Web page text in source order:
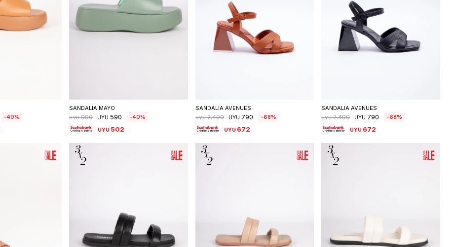
40
SANDALIA MAYO
UYU 990 UYU 590 40
UYU 502
SANDALIA AVENUES
UYU 2.490 UYU 790 68
UYU 672
SANDALIA AVENUES
UYU 2.490 UYU 790 68
UYU 672